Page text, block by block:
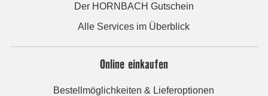
Der HORNBACH Gutschein
Alle Services im Überblick
Online einkaufen
Bestellmöglichkeiten & Lieferoptionen